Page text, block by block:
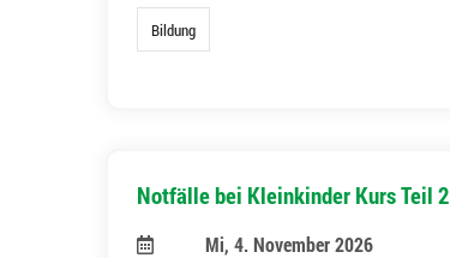
Bildung
Notfälle bei Kleinkinder Kurs Teil 2
Mi, 4. November 2026